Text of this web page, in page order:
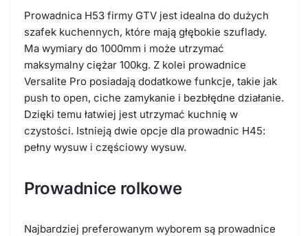
Prowadnica H53 firmy GTV jest idealna do dużych
szafek kuchennych, które mają głębokie szuflady.
Ma wymiary do 1000mm i może utrzymać
maksymalny ciężar 100kg. Z kolei prowadnice
Versalite Pro posiadają dodatkowe funkcje, takie jak
push to open, ciche zamykanie i bezbłędne działanie.
Dzięki temu łatwiej jest utrzymać kuchnię w
czystości. Istnieją dwie opcje dla prowadnic H45:
pełny wysuw i częściowy wysuw.
Prowadnice rolkowe
Najbardziej preferowanym wyborem są prowadnice